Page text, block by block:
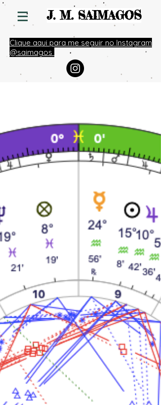
J. M. SAIMAGOS
Clique aqui para me seguir no Instagram
@saimagos